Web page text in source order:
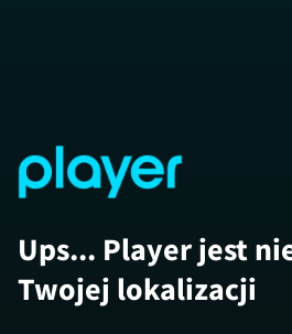
Ups... Player jest
Twojej lokalizacji